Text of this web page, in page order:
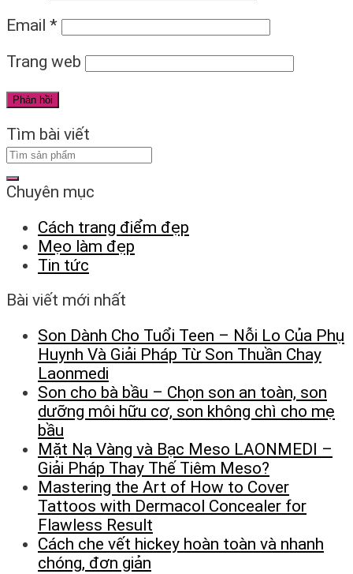
Email *
Trang web
Tìm bài viết
Chuyên mục
Cách trang điểm đẹp
Mẹo làm đẹp
Tin tức
Bài viết mới nhất
Son Dành Cho Tuổi Teen – Nỗi Lo Của Phụ
Huynh Và Giải Pháp Từ Son Thuần Chay
Laonmedi
Son cho bà bầu – Chọn son an toàn, son
dưỡng môi hữu cơ, son không chì cho mẹ
bầu
Mặt Nạ Vàng và Bạc Meso LAONMEDI –
Giải Pháp Thay Thế Tiêm Meso?
Mastering the Art of How to Cover
Tattoos with Dermacol Concealer for
Flawless Result
Cách che vết hickey hoàn toàn và nhanh
chóng, đơn giản